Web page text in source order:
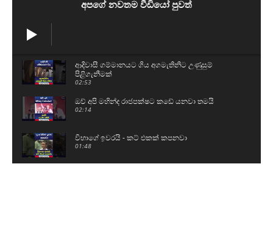
අපගේ නවතම වීඩියෝ පුවත්
ආදිවාසී ගම්මානයට ගිය අගමැතිනිට උණුසුම්
පිළිගැනීමක්
02:53
ඔව් අපි මහින්ද රාජපක්ෂට කඩේ යනවා තමයි
02:14
විභාගේ ඉවරයි - කට් එකක් කපනවා
01:48